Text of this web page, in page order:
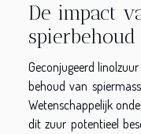
De impact
spierbehoud
Geconjugeerd
behoud van
Wetenschappelijk
dit zuur potentieel